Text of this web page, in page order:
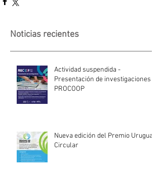
Noticias recientes
Actividad suspendida -
Presentación de investigaciones -
PROCOOP
Nueva edición del Premio Uruguay
Circular